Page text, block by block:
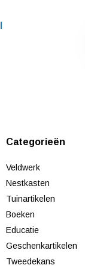
Categorieën
Veldwerk
Nestkasten
Tuinartikelen
Boeken
Educatie
Geschenkartikelen
Tweedekans